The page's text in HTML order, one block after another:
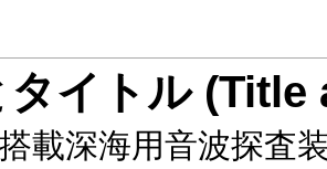
タイトル
載深海用音波探査